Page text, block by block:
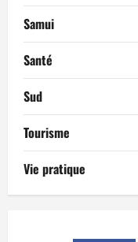
Samui
Santé
Sud
Tourisme
Vie pratique